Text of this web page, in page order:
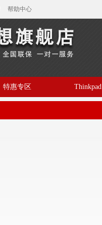
帮助中心
特惠专区 Thinkpad